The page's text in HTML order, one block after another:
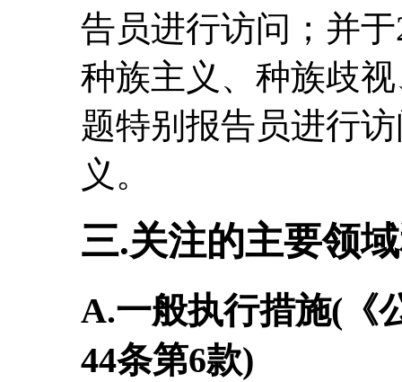
告员进行访问；并
种族主义、种族歧
题特别报告员进行
义。
三.关注的主要领
A.一般执行措施(《
44条第6款)